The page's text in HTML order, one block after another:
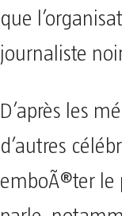
que
journaliste
D’après les
d’autres
emboÃ®ter le